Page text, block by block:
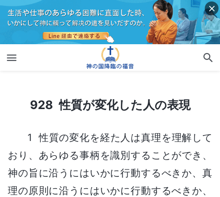
928 性質が変化した人の表現
1 性質の変化を経た人は真理を理解して
おり、あらゆる事柄を識別することができ、
神の旨に沿うにはいかに行動するべきか、真
理の原則に沿うにはいかに行動するべきか、